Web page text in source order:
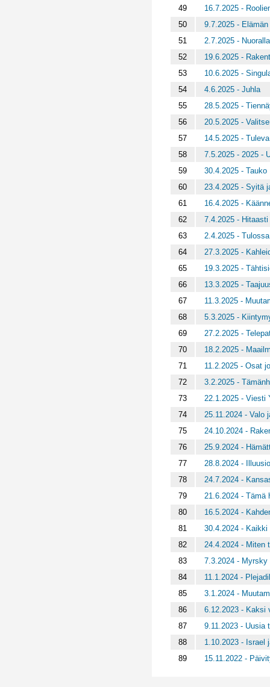
49
16.7.2025 -
50
9.7.2025 -
51
2.7.2025 -
52
19.6.2025 -
53
10.6.2025 -
54
4.6.2025 - Juhla
55
28.5.2025 -
56
20.5.2025 -
57
14.5.2025 -
58
7.5.2025 - 2025 -
59
30.4.2025 - Tauko
60
23.4.2025 - Syitä
61
16.4.2025 -
62
7.4.2025 -
63
2.4.2025 -
64
27.3.2025 -
65
19.3.2025 -
66
13.3.2025 -
67
11.3.2025 -
68
5.3.2025 -
69
27.2.2025 -
70
18.2.2025 -
71
11.2.2025 - Osat
72
3.2.2025 -
73
22.1.2025 - Viesti
74
25.11.2024 - Valo
75
24.10.2024 -
76
25.9.2024 -
77
28.8.2024 - Illuusio
78
24.7.2024 -
79
21.6.2024 - Tämä
80
16.5.2024 -
81
30.4.2024 - Kaikki
82
24.4.2024 - Miten
83
7.3.2024 - Myrsky
84
11.1.2024 -
85
3.1.2024 -
86
6.12.2023 - Kaksi
87
9.11.2023 - Uusia
88
1.10.2023 - Israel
89
15.11.2022 -